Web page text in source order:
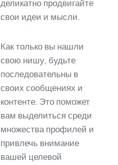
деликатно продвигайте
свои идеи и мысли.
Как только вы нашли
свою нишу, будьте
последовательны в
своих сообщениях и
контенте. Это поможет
вам выделиться среди
множества профилей и
привлечь внимание
вашей целевой